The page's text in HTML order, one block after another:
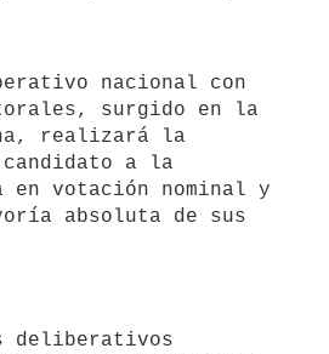
nacional con
surgido en la
realizará la
candidato a la
en votación nominal y
absoluta de sus